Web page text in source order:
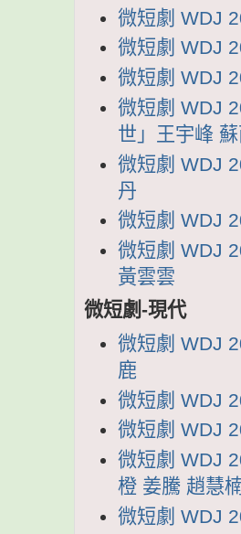
微短劇 WDJ
微短劇 WDJ
微短劇 WDJ
微短劇 WDJ
世」王宇峰
微短劇 WDJ
丹
微短劇 WDJ
微短劇 WDJ
黃雲雲
微短劇-現代
微短劇 WDJ
鹿
微短劇 WDJ
微短劇 WDJ
微短劇 WDJ
橙 姜騰 趙慧
微短劇 WDJ